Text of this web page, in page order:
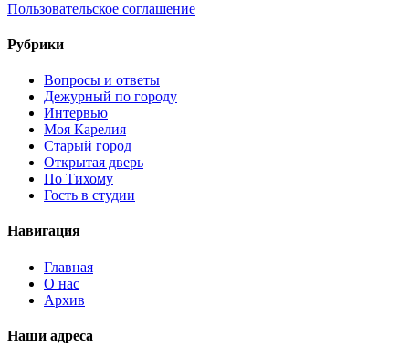
Пользовательское соглашение
Рубрики
Вопросы и ответы
Дежурный по городу
Интервью
Моя Карелия
Старый город
Открытая дверь
По Тихому
Гость в студии
Навигация
Главная
О нас
Архив
Наши адреса